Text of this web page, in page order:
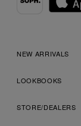
NEW ARRIVALS
LOOKBOOKS
STORE/DEALERS